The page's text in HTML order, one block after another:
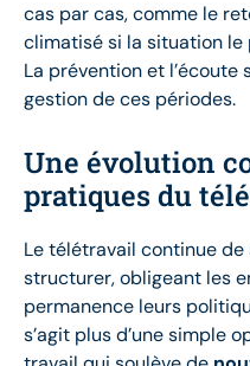
cas par cas, comme le
climatisé si la situation
La prévention et l’écoute
gestion de ces périodes.
Une évolution
pratiques du
Le télétravail continue
structurer, obligeant les
permanence leurs
s’agit plus d’une simple